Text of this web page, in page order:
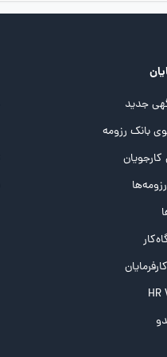
جدید
بانک رزومه
کارجویان
HR